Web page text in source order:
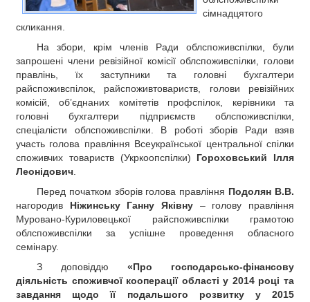
сімнадцятого
скликання.
На збори, крім членів Ради облспоживспілки, були
запрошені члени ревізійної комісії облспоживспілки, голови
правлінь, їх заступники та головні бухгалтери
райспоживспілок, райспоживтовариств, голови ревізійних
комісій, об’єднаних комітетів профспілок, керівники та
головні бухгалтери підприємств облспоживспілки,
спеціалісти облспоживспілки. В роботі зборів Ради взяв
участь голова правління Всеукраїнської центральної спілки
споживчих товариств (Укркоопспілки) Гороховський Ілля
Леонідович
Перед початком зборів голова правління Подолян В.В.
нагородив Ніжинську Ганну Яківну – голову правління
Муровано-Куриловецької райспоживспілки грамотою
облспоживспілки за успішне проведення обласного
семінару.
З доповіддю «Про господарсько-фінансову
діяльність споживчої кооперації області у 2014 році та
завдання щодо її подальшого розвитку у 2015